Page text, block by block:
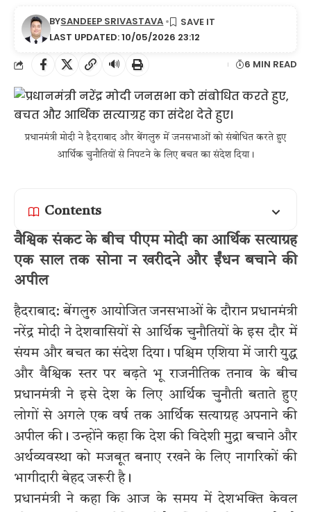
LAST UPDATED: 10/05/2026 23:12
BYSANDEEP SRIVASTAVA
🔊 6 MIN READ
प्रधानमंत्री मोदी ने हैदराबाद और बेंगलुरु में जनसभाओं को संबोधित करते हुए
आर्थिक चुनौतियों से निपटने के लिए बचत का संदेश दिया।
Contents
वैश्विक संकट के बीच पीएम मोदी का आर्थिक सत्याग्रह
एक साल तक सोना न खरीदने और ईंधन बचाने की
अपील
हैदराबाद: बेंगलुरु आयोजित जनसभाओं के दौरान प्रधानमंत्री
नरेंद्र मोदी ने देशवासियों से आर्थिक चुनौतियों के इस दौर में
संयम और बचत का संदेश दिया। पश्चिम एशिया में जारी युद्ध
और वैश्विक स्तर पर बढ़ते भू राजनीतिक तनाव के बीच
प्रधानमंत्री ने इसे देश के लिए आर्थिक चुनौती बताते हुए
लोगों से अगले एक वर्ष तक आर्थिक सत्याग्रह अपनाने की
अपील की। उन्होंने कहा कि देश की विदेशी मुद्रा बचाने और
अर्थव्यवस्था को मजबूत बनाए रखने के लिए नागरिकों की
भागीदारी बेहद जरूरी है।
प्रधानमंत्री ने कहा कि आज के समय में देशभक्ति केवल